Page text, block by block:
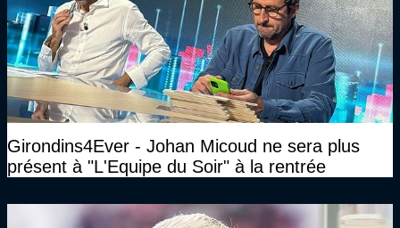
Girondins4Ever - Johan Micoud ne sera plus
présent à "L'Equipe du Soir" à la rentrée